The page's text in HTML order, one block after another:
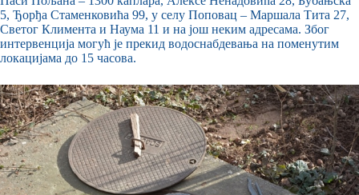
5, Ђорђа Стаменковића 99, у селу Поповац – Маршала Тита 27,
Светог Климента и Наума 11 и на још неким адресама. Због
интервенција могућ је прекид водоснабдевања на поменутим
локацијама до 15 часова.